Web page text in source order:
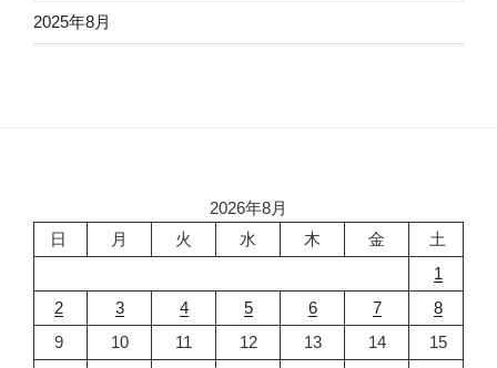
2025年8月
2026年8月
日
月 火 水 木 金
土
1
2
3 4 5 6 7
8
9
10 11 12 13 14
15